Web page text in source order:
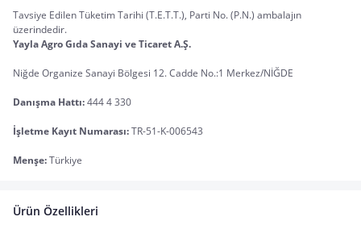
Tavsiye Edilen Tüketim Tarihi (T.E.T.T.), Parti No. (P.N.) ambalajın
üzerindedir.
Yayla Agro Gıda Sanayi ve Ticaret A.Ş.
Niğde Organize Sanayi Bölgesi 12. Cadde No.:1 Merkez/NİĞDE
Danışma Hattı: 444 4 330
İşletme Kayıt Numarası: TR-51-K-006543
Menşe: Türkiye
Ürün Özellikleri